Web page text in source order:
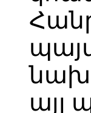
այլ